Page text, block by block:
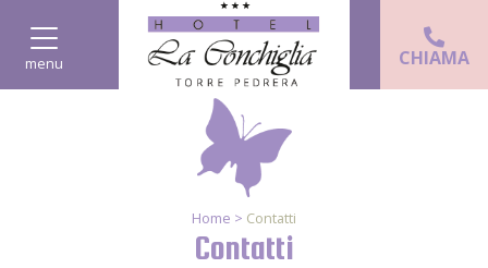
menu CHIAMA
Home > Contatti
Contatti